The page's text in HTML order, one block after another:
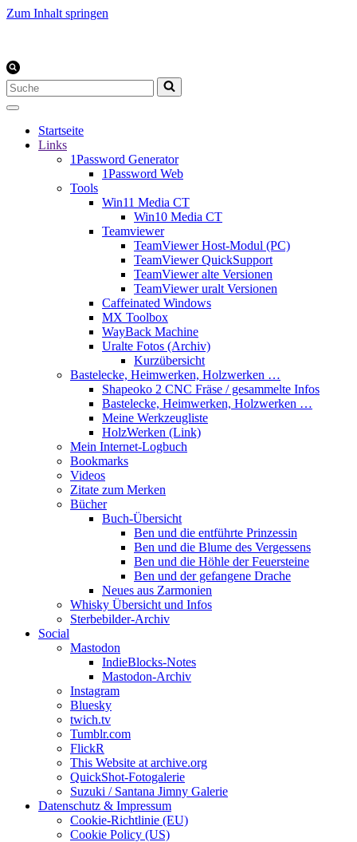
Zum Inhalt springen
Suchen
nach …
Startseite
Links
1Password Generator
1Password Web
Tools
Win11 Media CT
Win10 Media CT
Teamviewer
TeamViewer Host-Modul (PC)
TeamViewer QuickSupport
TeamViewer alte Versionen
TeamViewer uralt Versionen
Caffeinated Windows
MX Toolbox
WayBack Machine
Uralte Fotos (Archiv)
Kurzübersicht
Bastelecke, Heimwerken, Holzwerken …
Shapeoko 2 CNC Fräse / gesammelte Infos
Bastelecke, Heimwerken, Holzwerken …
Meine Werkzeugliste
HolzWerken (Link)
Mein Internet-Logbuch
Bookmarks
Videos
Zitate zum Merken
Bücher
Buch-Übersicht
Ben und die entführte Prinzessin
Ben und die Blume des Vergessens
Ben und die Höhle der Feuersteine
Ben und der gefangene Drache
Neues aus Zarmonien
Whisky Übersicht und Infos
Sterbebilder-Archiv
Social
Mastodon
IndieBlocks-Notes
Mastodon-Archiv
Instagram
Bluesky
twich.tv
Tumblr.com
FlickR
This Website at archive.org
QuickShot-Fotogalerie
Suzuki / Santana Jimny Galerie
Datenschutz & Impressum
Cookie-Richtlinie (EU)
Cookie Policy (US)